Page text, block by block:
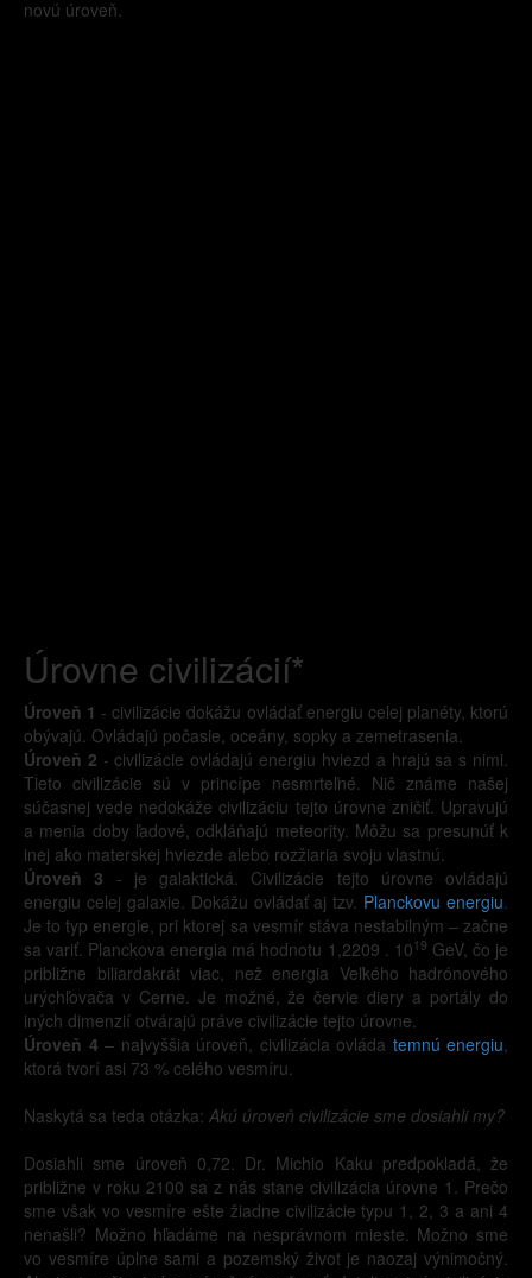
novú úroveň.
Úrovne civilizácií*
Úroveň 1 - civilizácie dokážu ovládať energiu celej planéty, ktorú
obývajú. Ovládajú počasie, oceány, sopky a zemetrasenia.
Úroveň 2 - civilizácie ovládajú energiu hviezd a hrajú sa s nimi.
Tieto civilizácie sú v princípe nesmrteľné. Nič známe našej
súčasnej vede nedokáže civilizáciu tejto úrovne zničiť. Upravujú
a menia doby ľadové, odkláňajú meteority. Môžu sa presunúť k
inej ako materskej hviezde alebo rozžiaria svoju vlastnú.
Úroveň 3 - je galaktická. Civilizácie tejto úrovne ovládajú
energiu celej galaxie. Dokážu ovládať aj tzv. Planckovu energiu.
Je to typ energie, pri ktorej sa vesmír stáva nestabilným – začne
sa variť. Planckova energia má hodnotu 1,2209 . 10 19 GeV, čo je
približne biliardakrát viac, než energia Veľkého hadrónového
urýchľovača v Cerne. Je možné, že červie diery a portály do
iných dimenzií otvárajú práve civilizácie tejto úrovne.
Úroveň 4 – najvyššia úroveň, civilizácia ovláda temnú energiu,
ktorá tvorí asi 73 % celého vesmíru.
Naskytá sa teda otázka: Akú úroveň civilizácie sme dosiahli my?
Dosiahli sme úroveň 0,72. Dr. Michio Kaku predpokladá, že
približne v roku 2100 sa z nás stane civilizácia úrovne 1. Prečo
sme však vo vesmíre ešte žiadne civilizácie typu 1, 2, 3 a ani 4
nenašli? Možno hľadáme na nesprávnom mieste. Možno sme
vo vesmíre úplne sami a pozemský život je naozaj výnimočný.